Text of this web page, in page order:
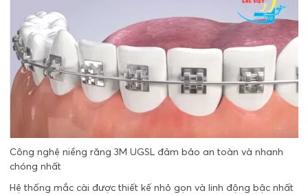
Công nghệ niềng răng 3M UGSL đảm bảo an toàn và nhanh
chóng nhất
Hệ thống mắc cài được thiết kế nhỏ gọn và linh động bậc nhất